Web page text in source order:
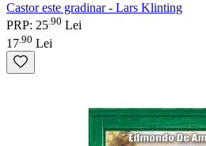
Castor este gradinar - Lars Klinting
PRP: 25 90 Lei
17 90 Lei